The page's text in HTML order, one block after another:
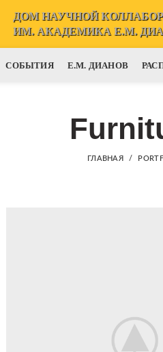
ДОМ НАУЧНОЙ
ИМ. АКАДЕМИКА Е.М.
СОБЫТИЯ Е.М. ДИАНОВ
ГЛАВНАЯ